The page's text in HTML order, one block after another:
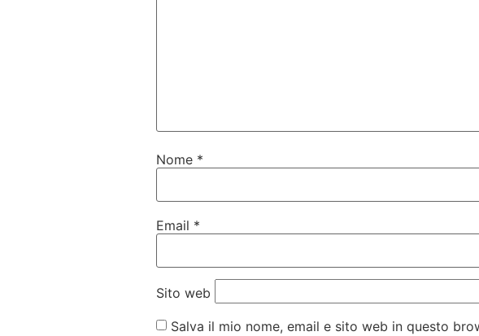
Nome *
Email *
Sito web
Salva il mio nome, email e sito web in questo